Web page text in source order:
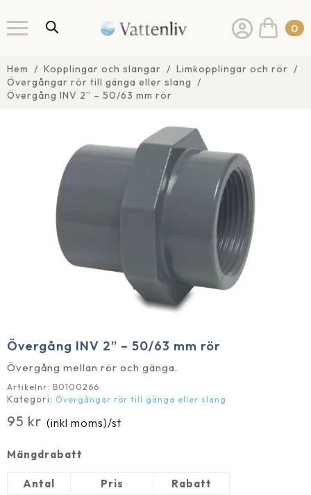
0
Hem Kopplingar och slangar
Limkopplingar och rör
Övergångar rör till gänga eller slang
Övergång INV 2” – 50/63 mm rör
Övergång INV 2” – 50/63 mm rör
Övergång mellan rör och gänga.
Artikelnr: B0100266
Kategori: Övergångar rör till gänga eller slang
95 kr (inkl moms)/st
Mängdrabatt
Antal Pris
Rabatt